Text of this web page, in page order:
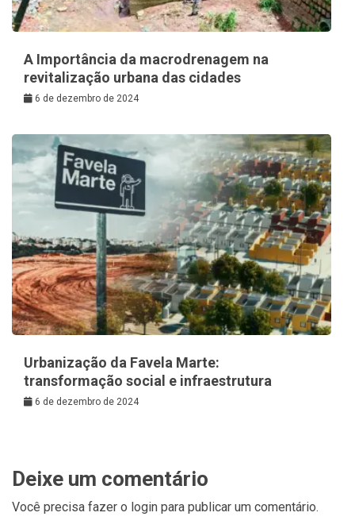
A Importância da macrodrenagem na
revitalização urbana das cidades
6 de dezembro de 2024
Urbanização da Favela Marte:
transformação social e infraestrutura
6 de dezembro de 2024
Deixe um comentário
Você precisa fazer o login para publicar um comentário.